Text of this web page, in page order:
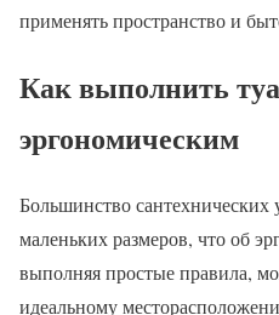
применять пространство и
Как выполнить
эргономическим
Большинство сантехнических
маленьких размеров, что об
выполняя простые правила,
идеальному